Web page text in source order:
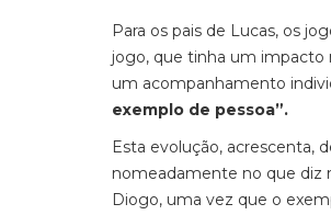
Para os pais de Lucas, os
jogo, que tinha um impacto
um acompanhamento
exemplo de pessoa”.
Esta evolução, acrescenta,
nomeadamente no que diz
Diogo, uma vez que o